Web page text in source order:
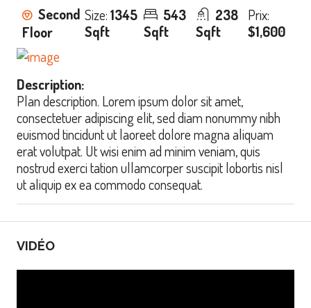
Second
Floor
Size:1345
Sqft
543
Sqft
238
Sqft
Prix:
$1,600
Description:
Plan description. Lorem ipsum dolor sit amet,
consectetuer adipiscing elit, sed diam nonummy nibh
euismod tincidunt ut laoreet dolore magna aliquam
erat volutpat. Ut wisi enim ad minim veniam, quis
nostrud exerci tation ullamcorper suscipit lobortis nisl
ut aliquip ex ea commodo consequat.
VIDÉO